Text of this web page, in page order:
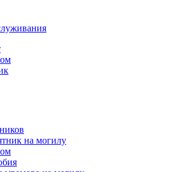
на могилу